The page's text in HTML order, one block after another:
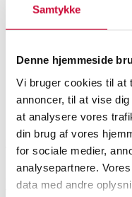
Samtykke
Denne hjemmeside
Vi bruger cookies til at
annoncer, til at vise
at analysere vores
din brug af vores
for sociale medier,
analysepartnere.
data med andre
Sølvbestik
O.
af
SHOWROOM
København 3.000
Beskrivelse